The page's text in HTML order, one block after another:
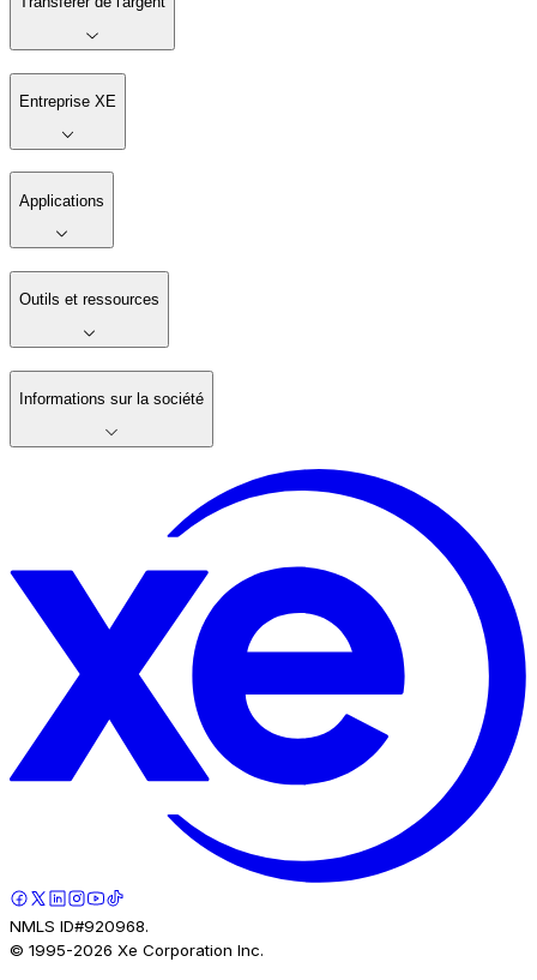
Entreprise XE
Applications
Outils et ressources
Informations sur la société
NMLS ID#920968.
© 1995-2026 Xe Corporation Inc.